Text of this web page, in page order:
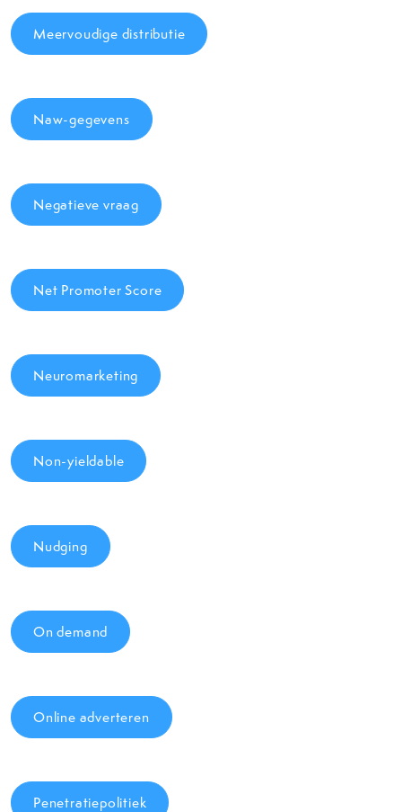
Meervoudige distributie
Naw-gegevens
Negatieve vraag
Net Promoter Score
Neuromarketing
Non-yieldable
Nudging
On demand
Online adverteren
Penetratiepolitiek